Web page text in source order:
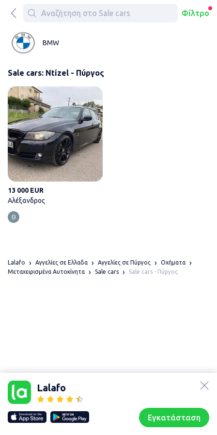
Φίλτρο
BMW
Sale cars: Ntízel - Πύργος
13 000 EUR
Αλέξανδρος
Lalafo
Εγκατάσταση
Lalafo Αγγελίες σε Ελλαδα Αγγελίες σε Πύργος
Οχήματα
Μεταχειρισμένα Αυτοκίνητα
Sale cars Sale cars - Πύργος
Our websites
lalafo.kg
lalafo.rs
lalafo.pl
Sitemap
Χάρτης
Συζητήσεις Προφίλ